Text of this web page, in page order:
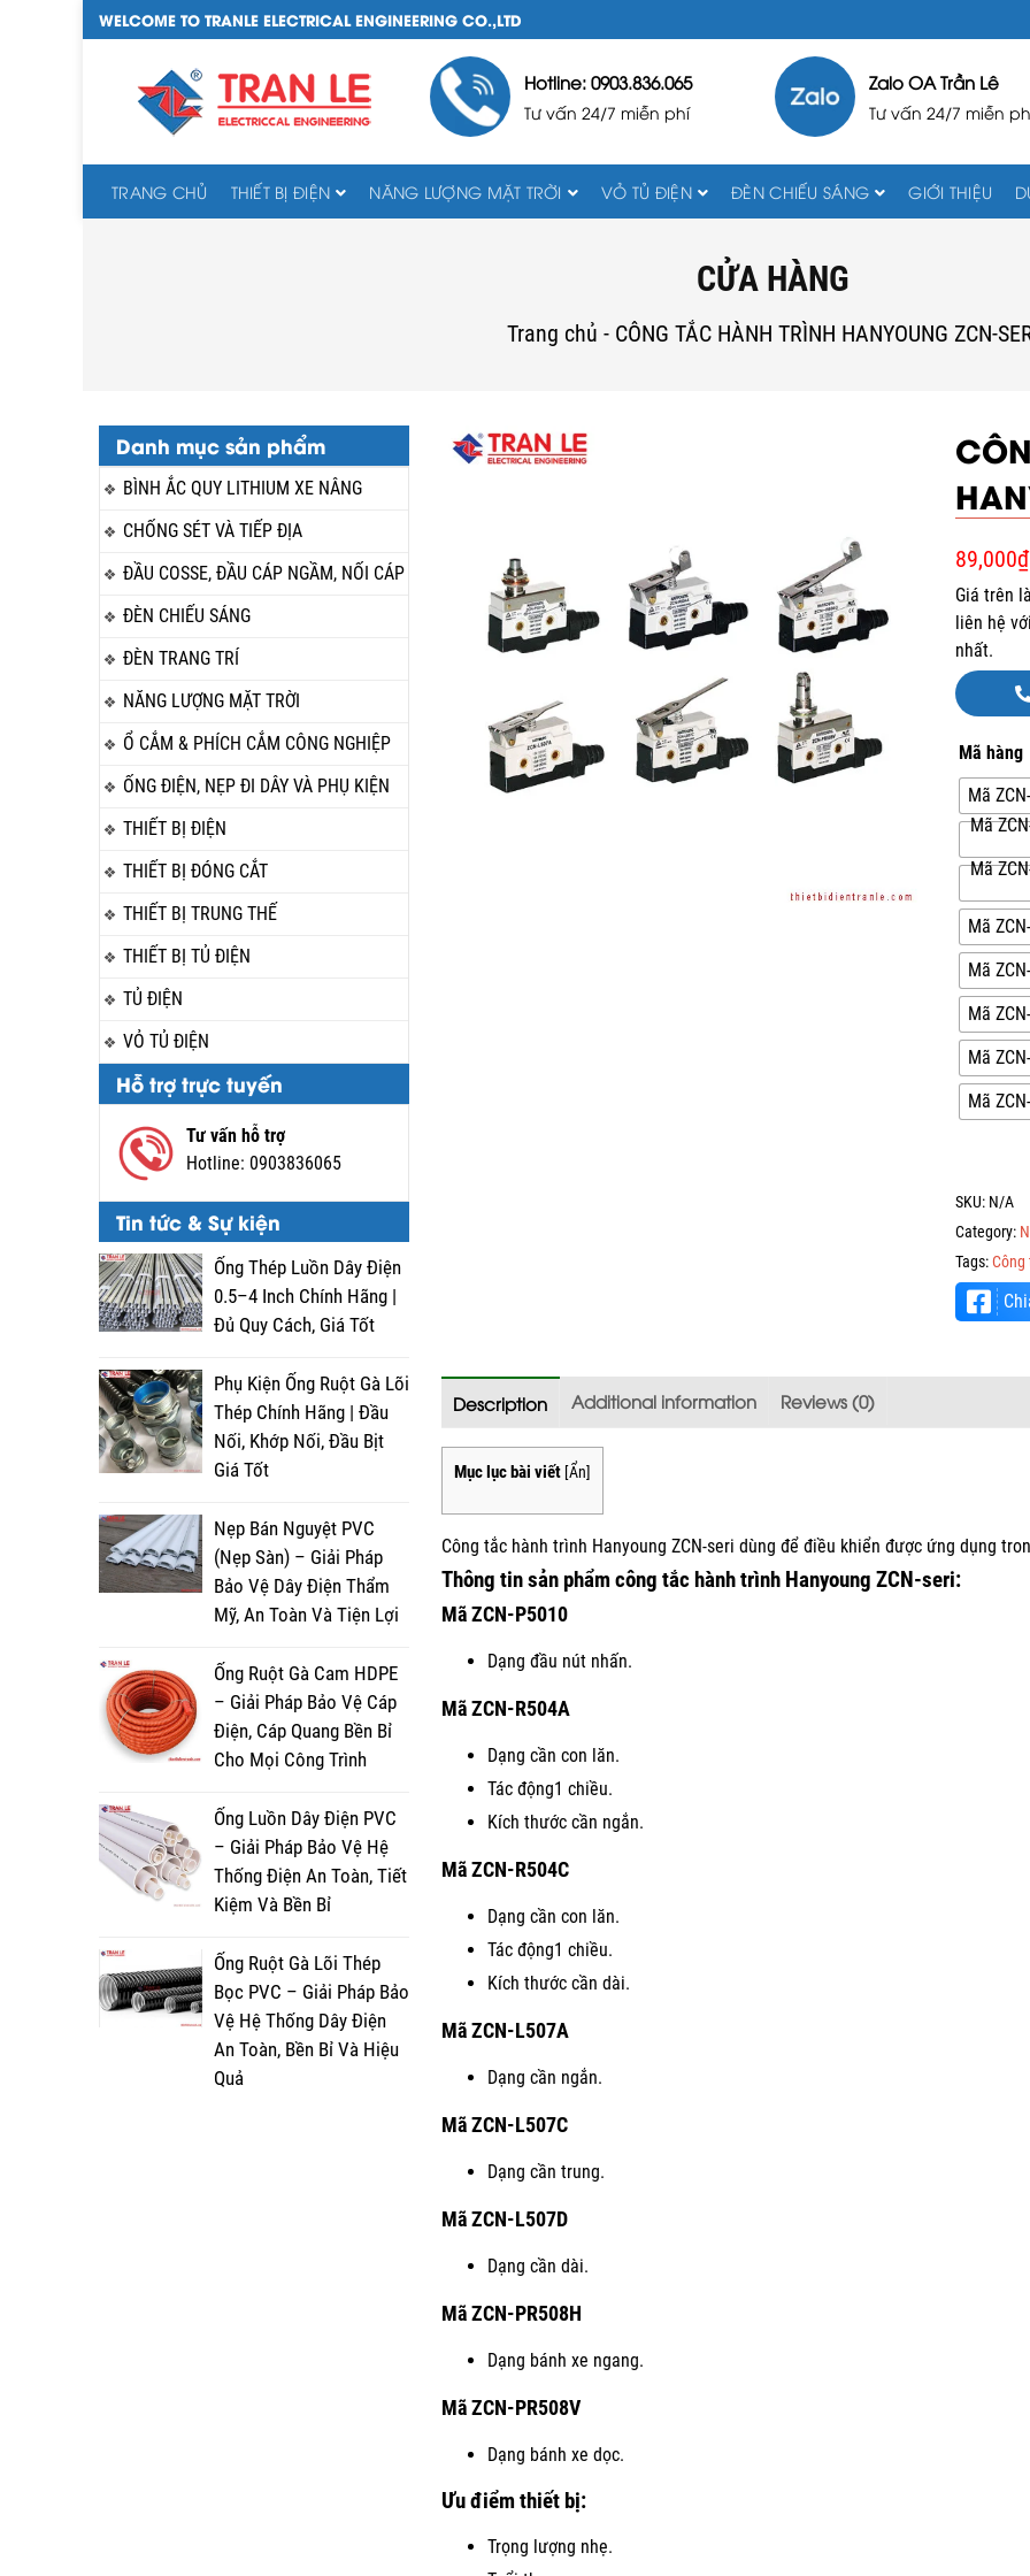
WELCOME TO TRANLE ELECTRICAL ENGINEERING CO.,LTD
Hotline: 0903.836.065
Tư vấn 24/7 miễn phí
Zalo OA Trần Lê
Tư vấn 24/7 miễn
TRANG CHỦ THIẾT BỊ ĐIỆN NĂNG LƯỢNG MẶT TRỜI VỎ TỦ ĐIỆN ĐÈN CHIẾU SÁNG GIỚI THIỆU
CỬA HÀNG
Trang chủ - CÔNG TẮC HÀNH TRÌNH HANYOUNG ZCN-
Danh mục sản phẩm
BÌNH ẮC QUY LITHIUM XE NÂNG
CHỐNG SÉT VÀ TIẾP ĐỊA
ĐẦU COSSE, ĐẦU CÁP NGẦM, NỐI CÁP
ĐÈN CHIẾU SÁNG
ĐÈN TRANG TRÍ
NĂNG LƯỢNG MẶT TRỜI
Ổ CẮM & PHÍCH CẮM CÔNG NGHIỆP
ỐNG ĐIỆN, NẸP ĐI DÂY VÀ PHỤ KIỆN
THIẾT BỊ ĐIỆN
THIẾT BỊ ĐÓNG CẮT
THIẾT BỊ TRUNG THẾ
THIẾT BỊ TỦ ĐIỆN
TỦ ĐIỆN
VỎ TỦ ĐIỆN
Hỗ trợ trực tuyến
Tư vấn hỗ trợ
Hotline: 0903836065
Tin tức & Sự kiện
Ống Thép Luồn Dây Điện
0.5–4 Inch Chính Hãng |
Đủ Quy Cách, Giá Tốt
Phụ Kiện Ống Ruột Gà Lõi
Thép Chính Hãng | Đầu
Nối, Khớp Nối, Đầu Bịt
Giá Tốt
Nẹp Bán Nguyệt PVC
(Nẹp Sàn) – Giải Pháp
Bảo Vệ Dây Điện Thẩm
Mỹ, An Toàn Và Tiện Lợi
Ống Ruột Gà Cam HDPE
– Giải Pháp Bảo Vệ Cáp
Điện, Cáp Quang Bền Bỉ
Cho Mọi Công Trình
Ống Luồn Dây Điện PVC
– Giải Pháp Bảo Vệ Hệ
Thống Điện An Toàn, Tiết
Kiệm Và Bền Bỉ
Ống Ruột Gà Lõi Thép
Bọc PVC – Giải Pháp Bảo
Vệ Hệ Thống Dây Điện
An Toàn, Bền Bỉ Và Hiệu
Quả
89,000₫
Giá trên
liên hệ
nhất.
Mã hàng
Mã
Mã
Mã
Mã
Mã
Mã
Mã
Mã
SKU: N/A
Category:
Tags:Công
Description Additional information Reviews (0)
Mục lục bài viết [Ẩn]
Công tắc hành trình Hanyoung ZCN-seri dùng để điều khiển được ứng dụng
Thông tin sản phẩm công tắc hành trình Hanyoung ZCN-seri:
Mã ZCN-P5010
Dạng đầu nút nhấn.
Mã ZCN-R504A
Dạng cần con lăn.
Tác động1 chiều.
Kích thước cần ngắn.
Mã ZCN-R504C
Dạng cần con lăn.
Tác động1 chiều.
Kích thước cần dài.
Mã ZCN-L507A
Dạng cần ngắn.
Mã ZCN-L507C
Dạng cần trung.
Mã ZCN-L507D
Dạng cần dài.
Mã ZCN-PR508H
Dạng bánh xe ngang.
Mã ZCN-PR508V
Dạng bánh xe dọc.
Ưu điểm thiết bị:
Trọng lượng nhẹ.